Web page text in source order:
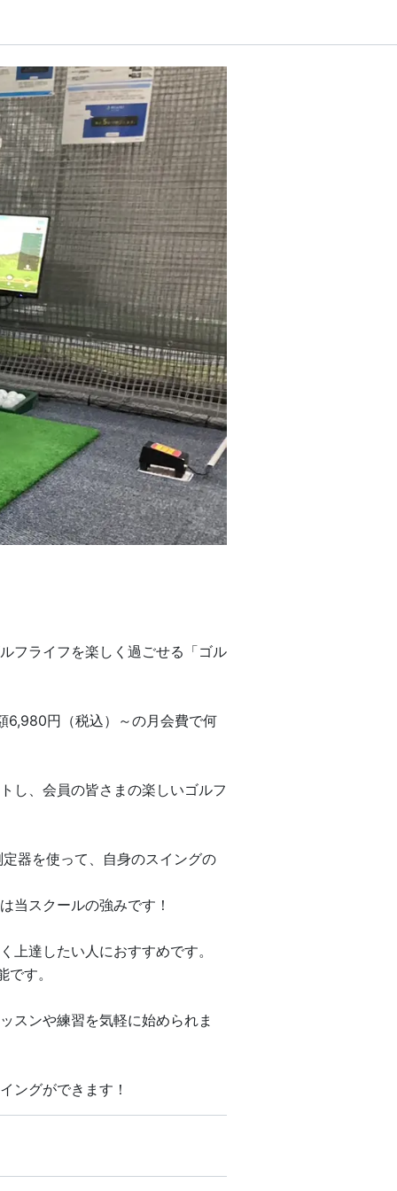
フライフを楽しく過ごせる「ゴル
6,980円（税込）～の月会費で何
し、会員の皆さまの楽しいゴルフ
器を使って、自身のスイングの
当スクールの強みです！
達したい人におすすめです。
す。
スンや練習を気軽に始められま
ングができます！